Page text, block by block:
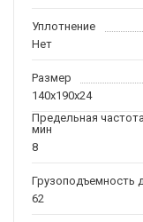
Уплотнение
Нет
Размер
140x190x24
Предельная
мин
8
Грузоподъемность
62